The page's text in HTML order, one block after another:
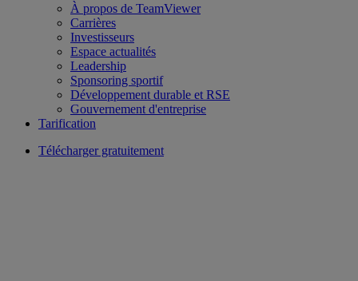
À propos de TeamViewer
Carrières
Investisseurs
Espace actualités
Leadership
Sponsoring sportif
Développement durable et RSE
Gouvernement d'entreprise
Tarification
Télécharger gratuitement